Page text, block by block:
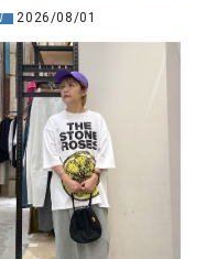
2026/08/01